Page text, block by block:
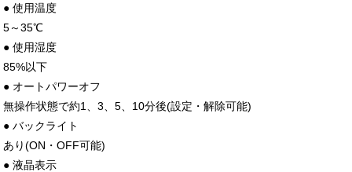
● 使用温度
5～35℃
● 使用湿度
85%以下
● オートパワーオフ
無操作状態で約1、3、5、10分後(設定・解除可能)
● バックライト
あり(ON・OFF可能)
● 液晶表示